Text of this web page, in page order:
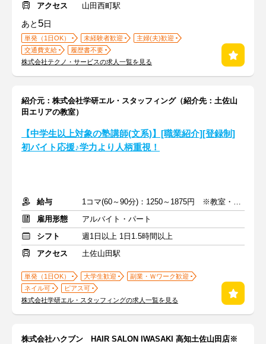
アクセス 山田西町駅
あと 5日
単発（1日OK） 未経験者歓迎
主婦(夫)歓迎
交通費支給
履歴書不要
株式会社テクノ・サービスの求人一覧を見る
紹介元：株式会社学研エル・スタッフィング（紹介先：土佐山
田エリアの教室）
【中学生以上対象の塾講師(文系)】[職業紹介][登録制]
初バイト応援♪学力より人柄重視！
給与
1コマ(60～90分)：1250～1875円 ※教室・指導内容・対象による
雇用形態
アルバイト・パート
シフト
週1日以上 1日1.5時間以上
アクセス
土佐山田駅
単発（1日OK） 大学生歓迎
副業・Ｗワーク歓迎
ネイル可
ピアス可
株式会社学研エル・スタッフィングの求人一覧を見る
株式会社ハクブン HAIR SALON IWASAKI 高知土佐山田店※